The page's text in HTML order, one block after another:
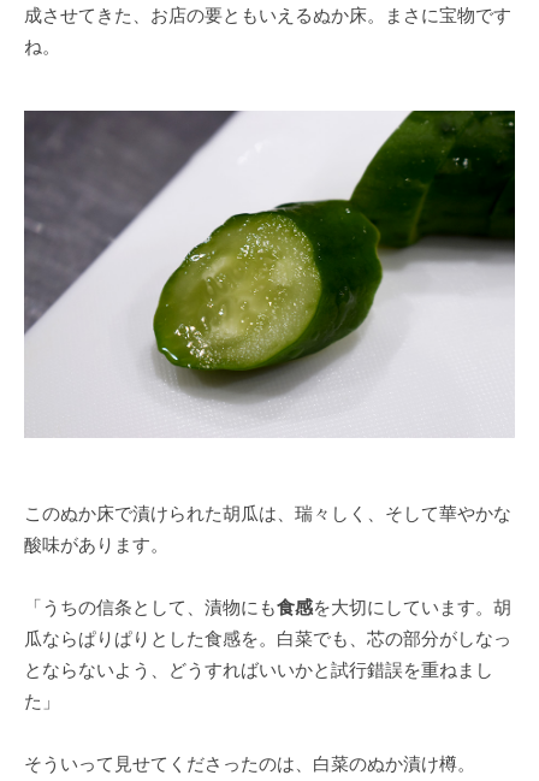
成させてきた、お店の要ともいえるぬか床。まさに宝物です
ね。
このぬか床で漬けられた胡瓜は、瑞々しく、そして華やかな
酸味があります。
「うちの信条として、漬物にも食感を大切にしています。胡
瓜ならぱりぱりとした食感を。白菜でも、芯の部分がしなっ
とならないよう、どうすればいいかと試行錯誤を重ねまし
た」
そういって見せてくださったのは、白菜のぬか漬け樽。